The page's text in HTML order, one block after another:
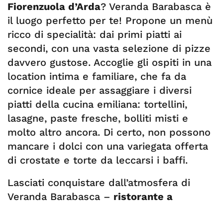
Fiorenzuola d’Arda? Veranda Barabasca è
il luogo perfetto per te! Propone un menù
ricco di specialità: dai primi piatti ai
secondi, con una vasta selezione di pizze
davvero gustose. Accoglie gli ospiti in una
location intima e familiare, che fa da
cornice ideale per assaggiare i diversi
piatti della cucina emiliana: tortellini,
lasagne, paste fresche, bolliti misti e
molto altro ancora. Di certo, non possono
mancare i dolci con una variegata offerta
di crostate e torte da leccarsi i baffi.
Lasciati conquistare dall’atmosfera di
Veranda Barabasca – ristorante a